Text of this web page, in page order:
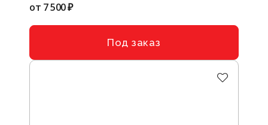
от 7 500 ₽
Под заказ